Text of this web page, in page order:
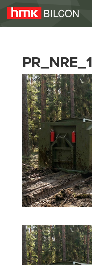
PR_NRE_1